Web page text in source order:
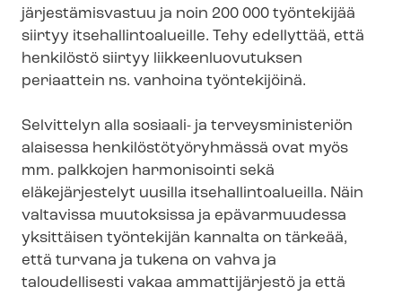
järjestämisvastuu ja noin 200 000 työntekijää
siirtyy it­se­hal­lin­toa­lueil­le. Tehy edellyttää, että
henkilöstö siirtyy liik­keen­luo­vu­tuk­sen
periaattein ns. vanhoina työntekijöinä.
Selvittelyn alla sosiaali- ja ter­veys­mi­nis­te­riön
alaisessa hen­ki­lös­tö­työ­ryh­mäs­sä ovat myös
mm. palkkojen harmonisointi sekä
eläkejärjestelyt uusilla it­se­hal­lin­toa­lueil­la. Näin
valtavissa muutoksissa ja epävarmuudessa
yksittäisen työntekijän kannalta on tärkeää,
että turvana ja tukena on vahva ja
taloudellisesti vakaa ammattijärjestö ja että